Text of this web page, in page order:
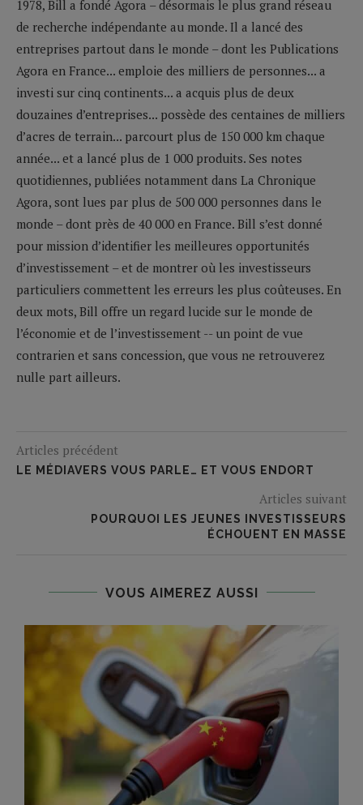
1978, Bill a fondé Agora – désormais le plus grand réseau
de recherche indépendante au monde. Il a lancé des
entreprises partout dans le monde – dont les Publications
Agora en France... emploie des milliers de personnes... a
investi sur cinq continents... a acquis plus de deux
douzaines d’entreprises... possède des centaines de milliers
d’acres de terrain... parcourt plus de 150 000 km chaque
année... et a lancé plus de 1 000 produits. Ses notes
quotidiennes, publiées notamment dans La Chronique
Agora, sont lues par plus de 500 000 personnes dans le
monde – dont près de 40 000 en France. Bill s’est donné
pour mission d’identifier les meilleures opportunités
d’investissement – et de montrer où les investisseurs
particuliers commettent les erreurs les plus coûteuses. En
deux mots, Bill offre un regard lucide sur le monde de
l’économie et de l’investissement -- un point de vue
contrarien et sans concession, que vous ne retrouverez
nulle part ailleurs.
Articles précédent
LE MÉDIAVERS VOUS PARLE… ET VOUS ENDORT
Articles suivant
POURQUOI LES JEUNES INVESTISSEURS
ÉCHOUENT EN MASSE
VOUS AIMEREZ AUSSI